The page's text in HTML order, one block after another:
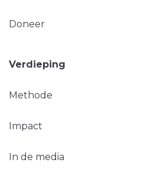
Doneer
Verdieping
Methode
Impact
In de media